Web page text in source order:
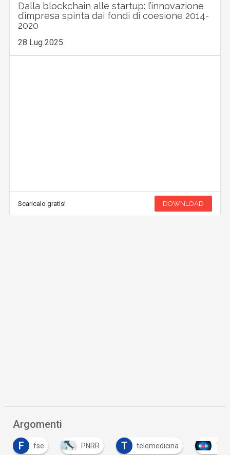
Dalla blockchain alle startup: l’innovazione
d’impresa spinta dai fondi di coesione 2014-
2020
28 Lug 2025
Scaricalo gratis! DOWNLOAD
Argomenti
F
fse PNRR T telemedicina